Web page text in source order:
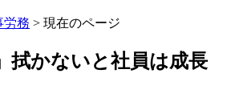
労務 > 現在のページ
拭かないと社員は成長